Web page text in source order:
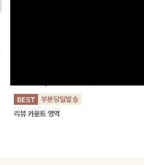
리뷰 카운트 영역